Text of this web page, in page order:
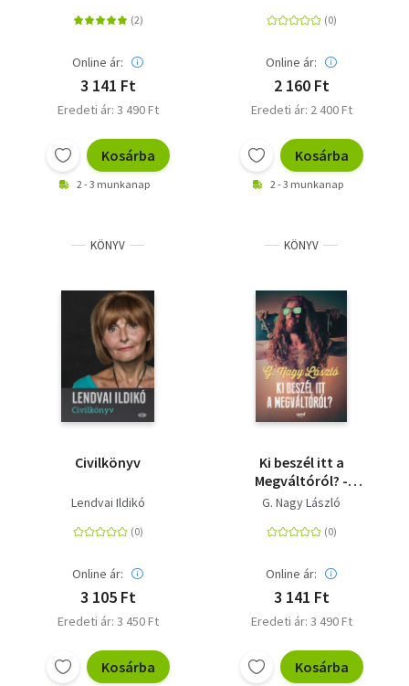
Online ár:
3 141 Ft
Eredeti ár: 3 490 Ft
Kosárba
2 - 3 munkanap
idején - 1939-1945
Online ár:
2 160 Ft
Eredeti ár: 2 400 Ft
Kosárba
2 - 3 munkanap
KÖNYV
Civilkönyv
Lendvai Ildikó
Online ár:
3 105 Ft
Eredeti ár: 3 450 Ft
Kosárba
KÖNYV
Ki beszél itt a
Megváltóról? -
Evangéliumi tanítások
G. Nagy László
Online ár:
3 141 Ft
Eredeti ár: 3 490 Ft
Kosárba